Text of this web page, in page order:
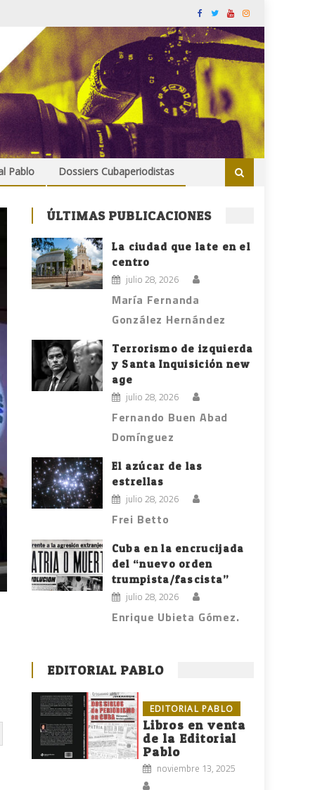
Pablo Dossiers Cubaperiodistas
ÚLTIMAS PUBLICACIONES
La ciudad que late en el
centro
julio 28, 2026
María Fernanda
González Hernández
Terrorismo de izquierda
y Santa Inquisición new
age
julio 28, 2026
Fernando Buen Abad
Domínguez
El azúcar de las
estrellas
julio 28, 2026
Frei Betto
Cuba en la encrucijada
del “nuevo orden
trumpista/fascista”
julio 28, 2026
Enrique Ubieta Gómez.
EDITORIAL PABLO
EDITORIAL PABLO
Libros en venta
de la Editorial
Pablo
noviembre 13, 2025